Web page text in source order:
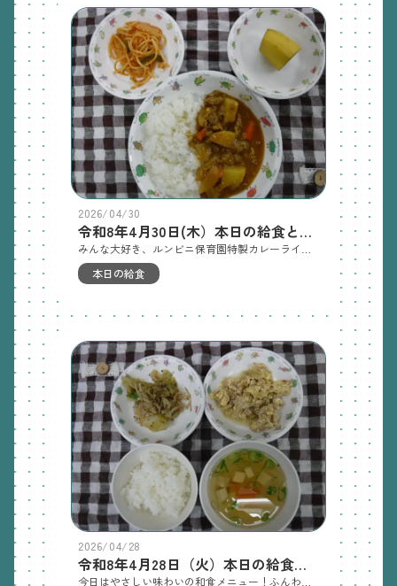
2026/04/30
令和8年4月30日(木）本日の給食とおやつ
本日の給食
2026/04/28
令和8年4月28日（火）本日の給食とおやつ